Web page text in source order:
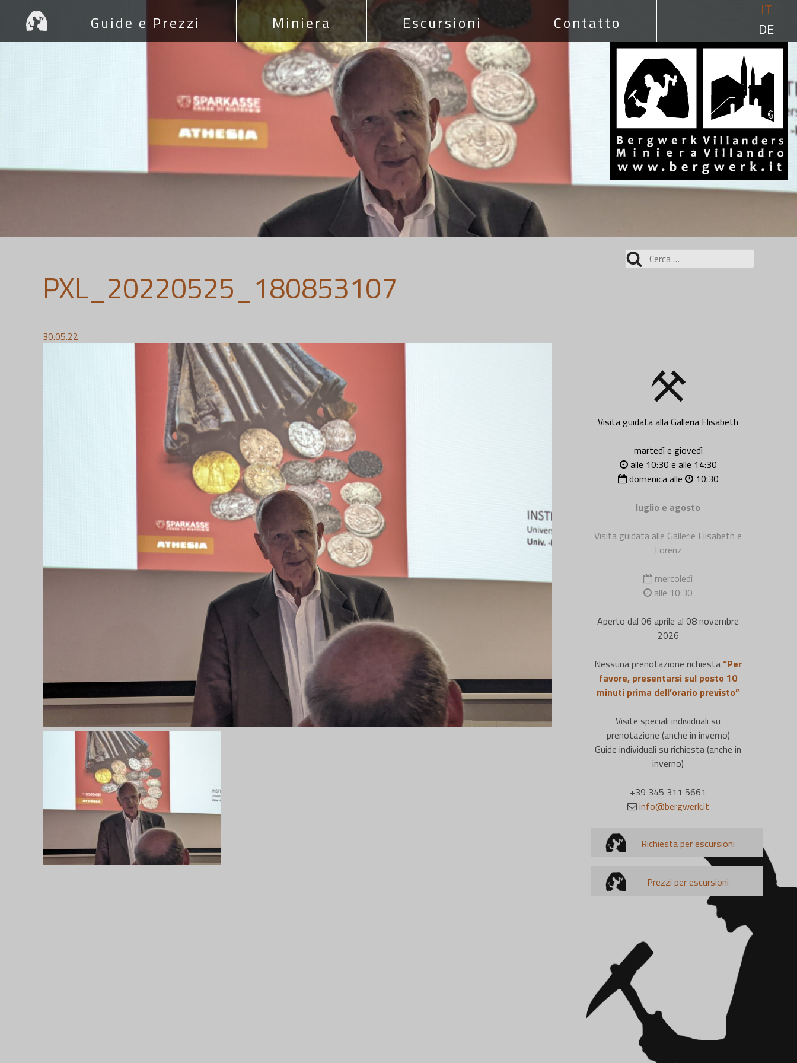
content
Guide e Prezzi Miniera Escursioni Contatto
IT
DE
Ricerca
per:
PXL_20220525_180853107
30.05.22
Visita guidata alla Galleria Elisabeth
martedì e giovedì
alle 10:30 e alle 14:30
domenica alle
10:30
luglio e agosto
Visita guidata alle Gallerie Elisabeth e
Lorenz
mercoledì
alle 10:30
Aperto dal 06 aprile al 08 novembre
2026
Nessuna prenotazione richiesta“Per
favore, presentarsi sul posto 10
minuti prima dell’orario previsto”
Visite speciali individuali su
prenotazione (anche in inverno)
Guide individuali su richiesta (anche in
inverno)
+39 345 311 5661
info@bergwerk.it
Richiesta per escursioni
Prezzi per escursioni